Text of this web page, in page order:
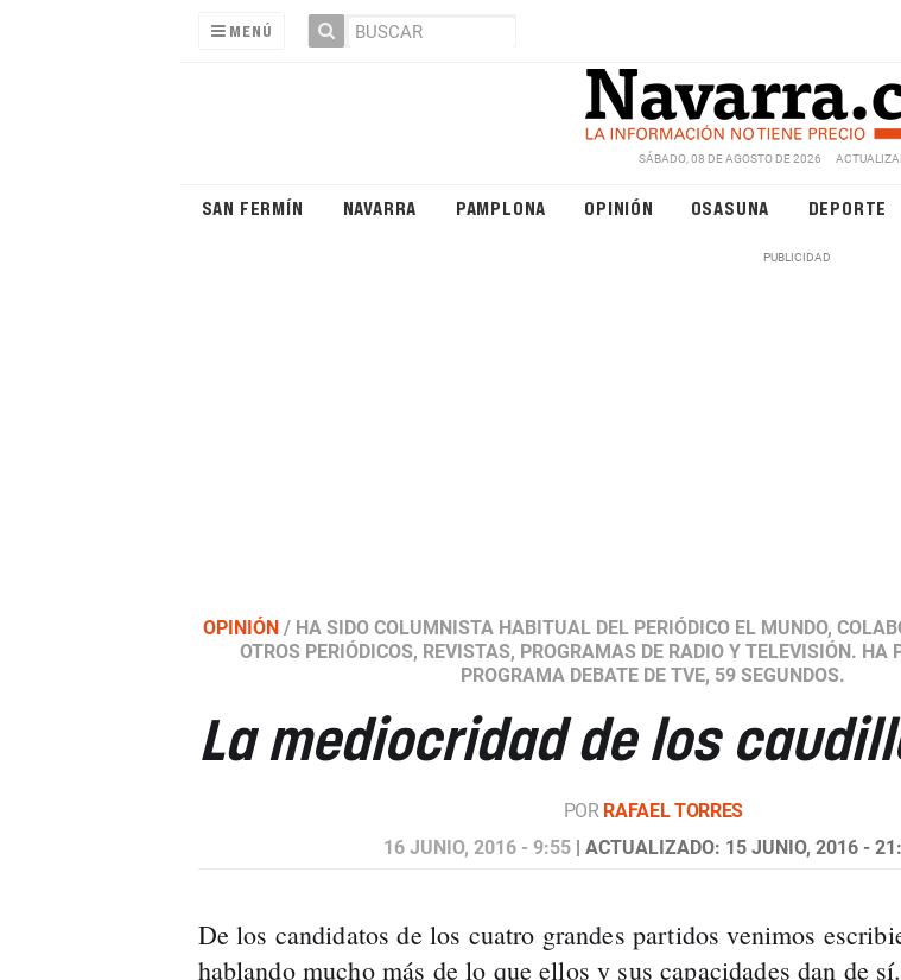
MENÚ
SÁBADO, 08 DE AGOSTO DE 2026
SAN FERMÍN NAVARRA PAMPLONA OPINIÓN OSASUNA DEPORTE
OPINIÓN/ HA SIDO COLUMNISTA HABITUAL DEL PERIÓDICO EL MUNDO,
OTROS PERIÓDICOS, REVISTAS, PROGRAMAS DE RADIO Y TELEVISIÓN. HA
PROGRAMA DEBATE DE TVE, 59 SEGUNDOS.
La mediocridad de los
POR RAFAEL TORRES
16 JUNIO, 2016 - 9:55| ACTUALIZADO: 15 JUNIO, 2016 -
De los candidatos de los cuatro grandes partidos venimos
hablando mucho más de lo que ellos y sus capacidades dan de sí.